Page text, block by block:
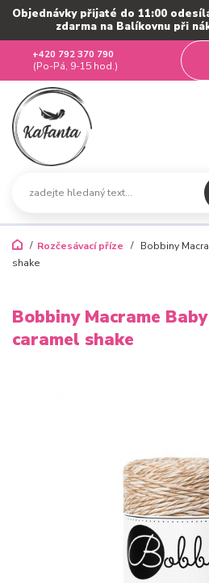
Objednávky přijaté do 11:00
zdarma na Balíkovnu při
+420 792 370 790
(Po-Pá, 9-15 hod.)
Rozčesávací příze
Bobbiny
shake
Bobbiny Macrame
caramel shake